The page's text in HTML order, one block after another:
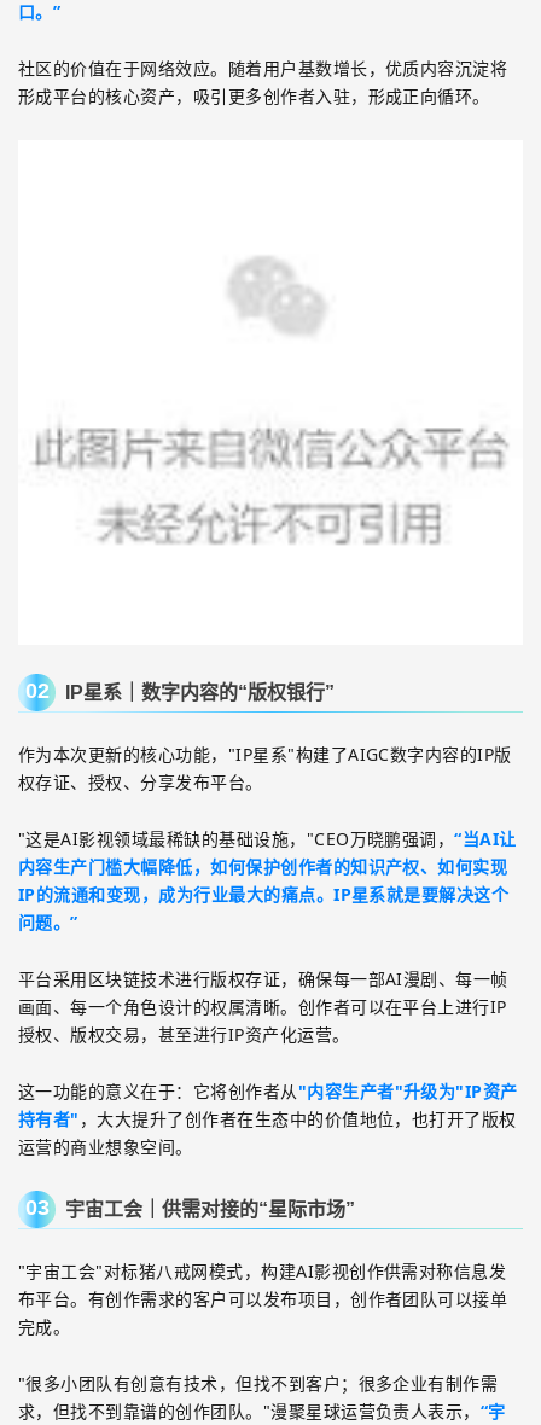
口。”
社区的价值在于网络效应。随着用户基数增长，优质内容沉淀将
形成平台的核心资产，吸引更多创作者入驻，形成正向循环。
02 IP星系｜数字内容的“版权银行”
作为本次更新的核心功能， "IP星系"构建了AIGC数字内容的IP版
权存证、授权、分享发布平台。
"这是AI影视领域最稀缺的基础设施， "CEO万晓鹏强调，“当AI让
内容生产门槛大幅降低，如何保护创作者的知识产权、如何实现
IP的流通和变现，成为行业最大的痛点。IP星系就是要解决这个
问题。”
平台采用区块链技术进行版权存证，确保每一部AI漫剧、每一帧
画面、每一个角色设计的权属清晰。创作者可以在平台上进行IP
授权、版权交易，甚至进行IP资产化运营。
这一功能的意义在于：它将创作者从 "内容生产者"升级为"IP资产
持有者" ，大大提升了创作者在生态中的价值地位，也打开了版权
运营的商业想象空间。
03 宇宙工会｜供需对接的“星际市场”
"宇宙工会"对标猪八戒网模式，构建AI影视创作供需对称信息发
布平台。有创作需求的客户可以发布项目，创作者团队可以接单
完成。
"很多小团队有创意有技术，但找不到客户；很多企业有制作需
求，但找不到靠谱的创作团队。 "漫聚星球运营负责人表示， “宇